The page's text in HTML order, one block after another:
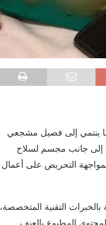
الوطني، مساء السبت 6 يونيو 2026، شخصا ينتمي إلى فصيل مشجعي
إلى جانب مجسم لسلاح
التحريض على أعمال
بالخبرات التقنية المتخصصة،